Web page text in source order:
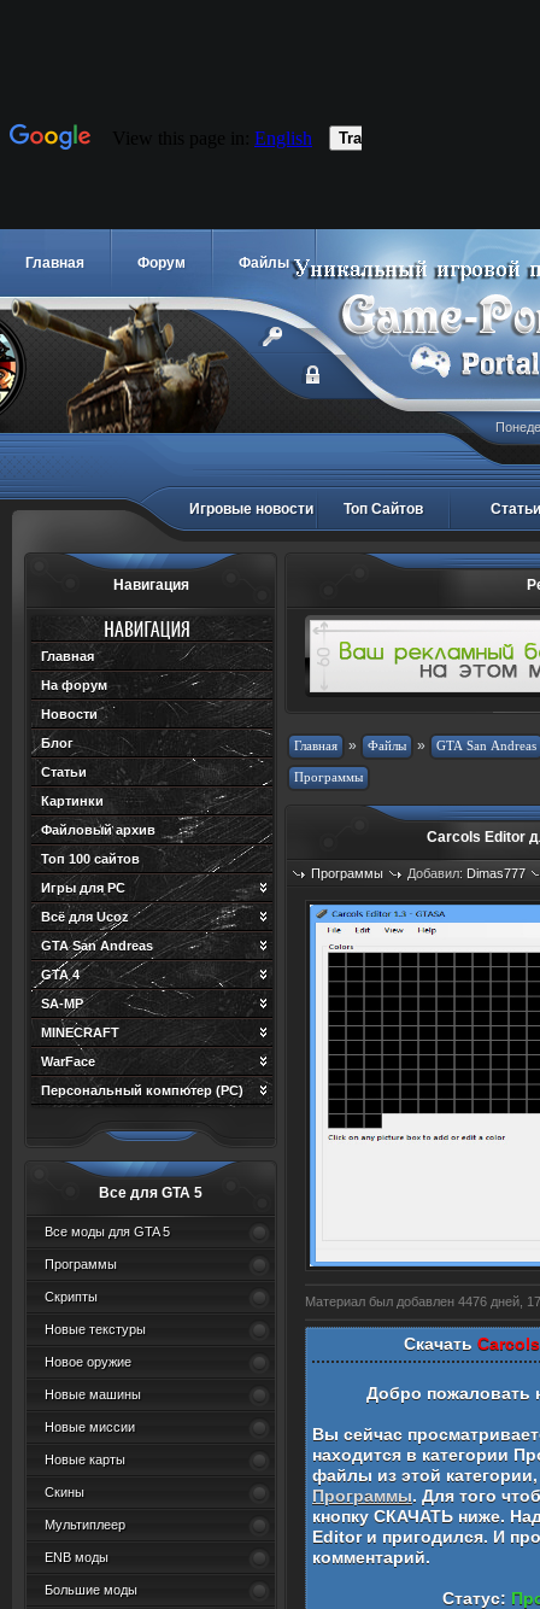
Главная Форум Файлы
Игровые новости Топ Сайтов Статьи
Навигация
Главная
На форум
Новости
Блог
Статьи
Картинки
Файловый архив
Топ 100 сайтов
Игры для PC
Всё для Ucoz
GTA San Andreas
GTA 4
SA-MP
MINECRAFT
WarFace
Персональный компютер (PC)
Все для GTA 5
Все моды для GTA 5
Программы
Скрипты
Новые текстуры
Новое оружие
Новые машины
Новые миссии
Новые карты
Скины
Мультиплеер
ENB моды
Большие моды
» »
Carcols Editor
Программы Добавил: Dimas777
Материал был добавлен 4476 дней,
Скачать
Добро пожаловать
Вы сейчас
находится в категории
файлы из этой
Программы. Для того
кнопку СКАЧАТЬ ниже.
Editorи пригодился. И
комментарий.
Статус: